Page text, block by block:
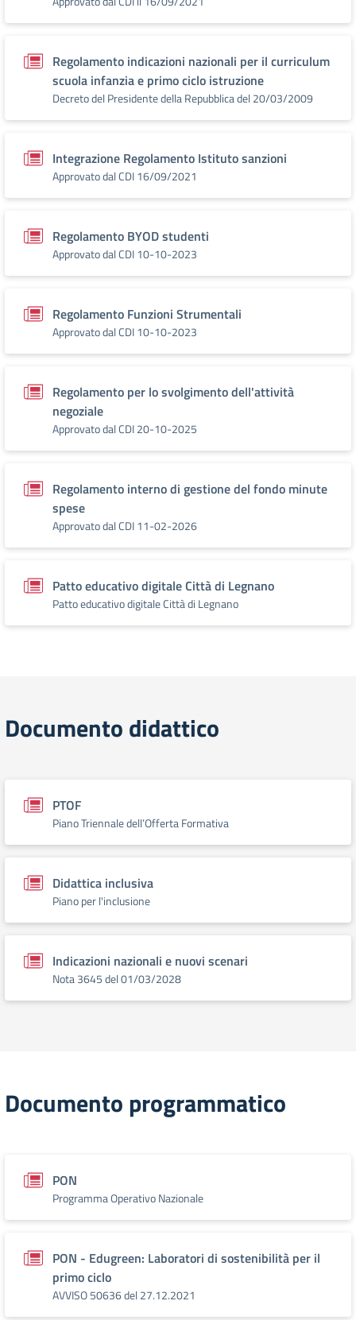
Regolamento indicazioni nazionali per il curriculum
scuola infanzia e primo ciclo istruzione
Decreto del Presidente della Repubblica del 20/03/2009
Integrazione Regolamento Istituto sanzioni
Approvato dal CDI 16/09/2021
Regolamento BYOD studenti
Approvato dal CDI 10-10-2023
Regolamento Funzioni Strumentali
Approvato dal CDI 10-10-2023
Regolamento per lo svolgimento dell'attività
negoziale
Approvato dal CDI 20-10-2025
Regolamento interno di gestione del fondo minute
spese
Approvato dal CDI 11-02-2026
Patto educativo digitale Città di Legnano
Patto educativo digitale Città di Legnano
Documento didattico
PTOF
Piano Triennale dell’Offerta Formativa
Didattica inclusiva
Piano per l'inclusione
Indicazioni nazionali e nuovi scenari
Nota 3645 del 01/03/2028
Documento programmatico
PON
Programma Operativo Nazionale
PON - Edugreen: Laboratori di sostenibilità per il
primo ciclo
AVVISO 50636 del 27.12.2021